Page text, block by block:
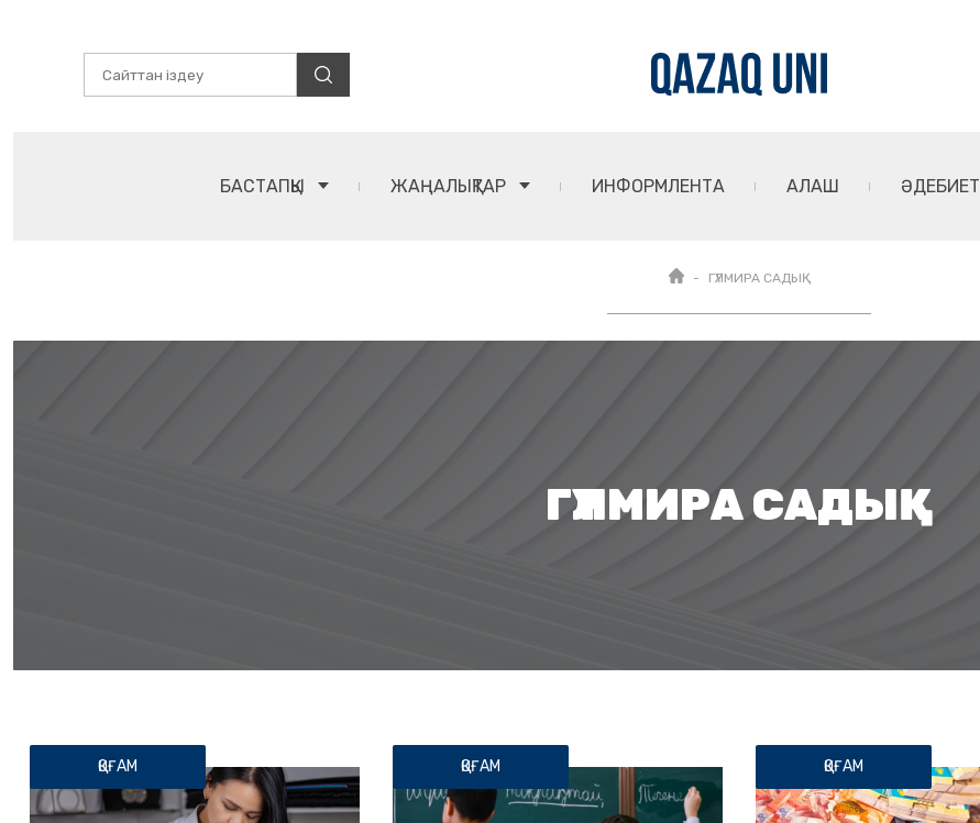
БАСТАПҚЫ ЖАҢАЛЫҚТАР ИНФОРМЛЕНТА АЛАШ ӘДЕБИЕТ
ГҮЛМИРА САДЫҚ
ГҮЛМИРА САДЫҚ
ҚОҒАМ ҚОҒАМ ҚОҒАМ